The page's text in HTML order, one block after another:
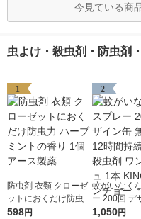
今見ている商
虫よけ・殺虫剤・防虫剤
1
防虫剤 衣類 クローゼ
ットにおくだけ防虫力
ハーブミントの香り 1
598円
2
蚊がいなく
ー 200回 デ
無香料 12時
1,050円